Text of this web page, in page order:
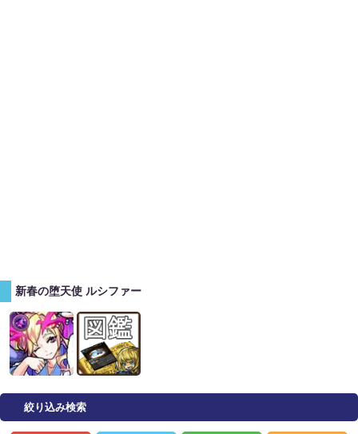
新春の堕天使 ルシファー
絞り込み検索